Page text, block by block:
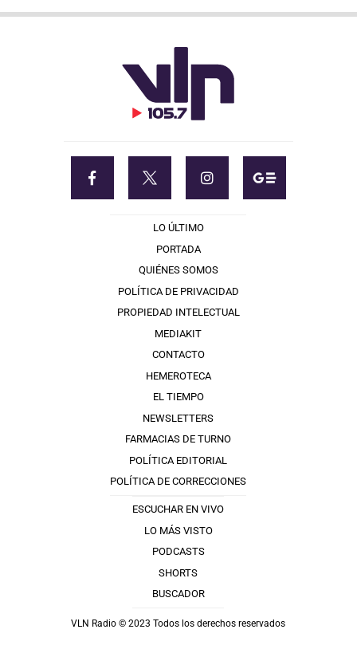
LO ÚLTIMO
PORTADA
QUIÉNES SOMOS
POLÍTICA DE PRIVACIDAD
PROPIEDAD INTELECTUAL
MEDIAKIT
CONTACTO
HEMEROTECA
EL TIEMPO
NEWSLETTERS
FARMACIAS DE TURNO
POLÍTICA EDITORIAL
POLÍTICA DE CORRECCIONES
ESCUCHAR EN VIVO
LO MÁS VISTO
PODCASTS
SHORTS
BUSCADOR
VLN Radio © 2023 Todos los derechos reservados